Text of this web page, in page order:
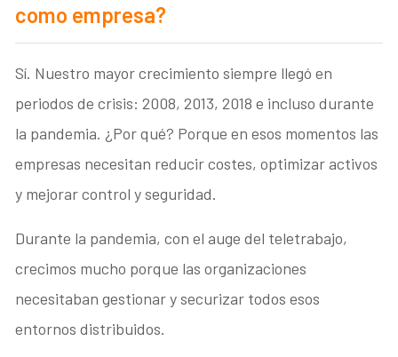
como empresa?
Sí. Nuestro mayor crecimiento siempre llegó en
periodos de crisis: 2008, 2013, 2018 e incluso durante
la pandemia. ¿Por qué? Porque en esos momentos las
empresas necesitan reducir costes, optimizar activos
y mejorar control y seguridad.
Durante la pandemia, con el auge del teletrabajo,
crecimos mucho porque las organizaciones
necesitaban gestionar y securizar todos esos
entornos distribuidos.